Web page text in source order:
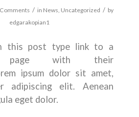
/ in News Uncategorized / by
edgarakopian1
this post type link to a
page with their
ipsum dolor sit amet,
adipiscing elit. Aenean
eget dolor.